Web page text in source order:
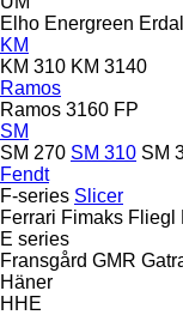
Elho Energreen
KM
KM 310 KM 3140
Ramos
Ramos 3160 FP
SM
SM 270 SM 310 SM
Fendt
F-series Slicer
Ferrari Fimaks Fliegl
E series
Fransgård GMR
Häner
HHE